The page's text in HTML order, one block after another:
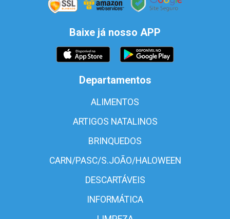
Baixe já nosso APP
Departamentos
ALIMENTOS
ARTIGOS NATALINOS
BRINQUEDOS
CARN/PASC/S.JOÃO/HALOWEEN
DESCARTÁVEIS
INFORMÁTICA